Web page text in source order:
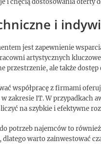
i chęcią dostosowania oferty
i
jest zapewnienie
artystycznych
przestrzenie, ale także
współpracę z firmami
zakresie IT. W przypadkach
na szybkie i efektywne
potrzeb najemców to
dlatego warto zainwestować